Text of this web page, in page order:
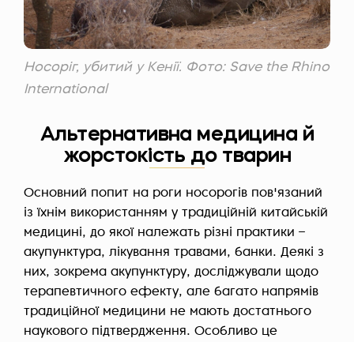
Носоріг, убитий у Кенії. Фото: Save the Rhino
International
Альтернативна медицина й
жорстокість до тварин
Основний попит на роги носорогів пов'язаний
із їхнім використанням у традиційній китайській
медицині, до якої належать різні практики –
акупунктура, лікування травами, банки. Деякі з
них, зокрема акупунктуру, досліджували щодо
терапевтичного ефекту, але багато напрямів
традиційної медицини не мають достатнього
наукового підтвердження. Особливо це